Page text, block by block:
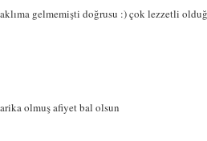
gelmemişti doğrusu :) çok lezzetli
olmuş afiyet bal olsun